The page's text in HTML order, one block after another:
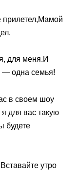
прилетел,Мамой
для меня.И
— одна семья!
в своем шоу
для вас такую
будете
утро